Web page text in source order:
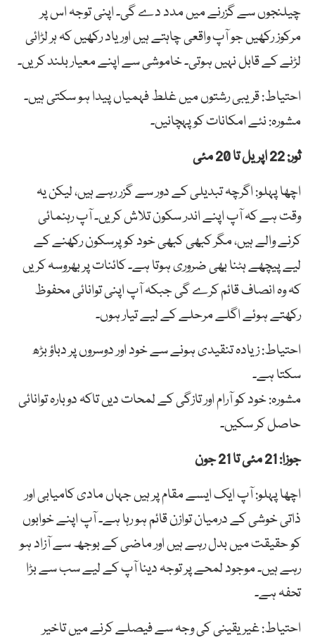
چیلنجوں سے گزرنے میں مدد دے گی۔ اپنی توجہ اس پر
مرکوز رکھیں جو آپ واقعی چاہتے ہیں اور یاد رکھیں کہ ہر لڑائی
لڑنے کے قابل نہیں ہوتی۔ خاموشی سے اپنے معیار بلند کریں۔
احتیاط: قریبی رشتوں میں غلط فہمیاں پیدا ہو سکتی ہیں۔
مشورہ: نئے امکانات کو پہچانیں۔
ثور: 22 اپریل تا 20 مئی
اچھا پہلو: اگرچہ تبدیلی کے دور سے گزر رہے ہیں، لیکن یہ
وقت ہے کہ آپ اپنے اندر سکون تلاش کریں۔ آپ رہنمائی
کرنے والے ہیں، مگر کبھی کبھی خود کو پرسکون رکھنے کے
لیے پیچھے ہٹنا بھی ضروری ہوتا ہے۔ کائنات پر بھروسہ کریں
کہ وہ انصاف قائم کرے گی جبکہ آپ اپنی توانائی محفوظ
رکھتے ہوئے اگلے مرحلے کے لیے تیار ہوں۔
احتیاط: زیادہ تنقیدی ہونے سے خود اور دوسروں پر دباؤ بڑھ
سکتا ہے۔
مشورہ: خود کو آرام اور تازگی کے لمحات دیں تاکہ دوبارہ توانائی
حاصل کر سکیں۔
جوزا: 21 مئی تا 21 جون
اچھا پہلو: آپ ایک ایسے مقام پر ہیں جہاں مادی کامیابی اور
ذاتی خوشی کے درمیان توازن قائم ہو رہا ہے۔ آپ اپنے خوابوں
کو حقیقت میں بدل رہے ہیں اور ماضی کے بوجھ سے آزاد ہو
رہے ہیں۔ موجود لمحے پر توجہ دینا آپ کے لیے سب سے بڑا
تحفہ ہے۔
احتیاط: غیر یقینی کی وجہ سے فیصلے کرنے میں تاخیر